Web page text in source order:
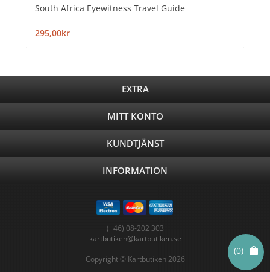
(0)
South Africa Eyewitness Travel Guide
295,00kr
EXTRA
MITT KONTO
KUNDTJÄNST
INFORMATION
(+46) 08-202 303
kartbutiken@kartbutiken.se
Copyright © Kartbutiken 2026